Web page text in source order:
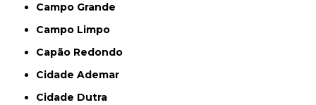
Campo Grande
Campo Limpo
Capão Redondo
Cidade Ademar
Cidade Dutra